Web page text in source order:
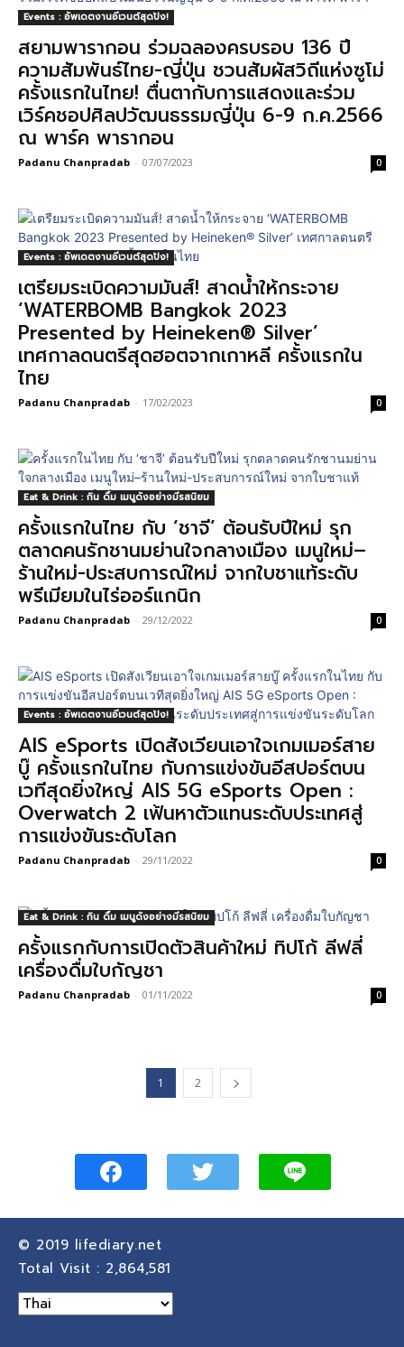
Events : อัพเดตงานอีเวนต์สุดปัง!
สยามพารากอน ร่วมฉลองครบรอบ 136 ปี
ความสัมพันธ์ไทย-ญี่ปุ่น ชวนสัมผัสวิถีแห่งซูโม่
ครั้งแรกในไทย! ตื่นตากับการแสดงและร่วม
เวิร์คชอปศิลปวัฒนธรรมญี่ปุ่น 6-9 ก.ค.2566
ณ พาร์ค พารากอน
Padanu Chanpradab - 07/07/2023 0
Events : อัพเดตงานอีเวนต์สุดปัง!
เตรียมระเบิดความมันส์! สาดน้ำให้กระจาย
‘WATERBOMB Bangkok 2023
Presented by Heineken® Silver’
เทศกาลดนตรีสุดฮอตจากเกาหลี ครั้งแรกใน
ไทย
Padanu Chanpradab - 17/02/2023 0
Eat & Drink : กิน ดื่ม เมนูดังอย่างมีรสนิยม
ครั้งแรกในไทย กับ ‘ชาจี’ ต้อนรับปีใหม่ รุก
ตลาดคนรักชานมย่านใจกลางเมือง เมนูใหม่–
ร้านใหม่-ประสบการณ์ใหม่ จากใบชาแท้ระดับ
พรีเมียมในไร่ออร์แกนิก
Padanu Chanpradab - 29/12/2022 0
Events : อัพเดตงานอีเวนต์สุดปัง!
AIS eSports เปิดสังเวียนเอาใจเกมเมอร์สาย
บู๊ ครั้งแรกในไทย กับการแข่งขันอีสปอร์ตบน
เวทีสุดยิ่งใหญ่ AIS 5G eSports Open :
Overwatch 2 เฟ้นหาตัวแทนระดับประเทศสู่
การแข่งขันระดับโลก
Padanu Chanpradab - 29/11/2022 0
Eat & Drink : กิน ดื่ม เมนูดังอย่างมีรสนิยม
ครั้งแรกกับการเปิดตัวสินค้าใหม่ ทิปโก้ ลีฟลี่
เครื่องดื่มใบกัญชา
Padanu Chanpradab - 01/11/2022 0
1 2
© 2019 lifediary.net
Total Visit : 2,864,581